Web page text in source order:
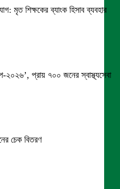
মৃত শিক্ষকের ব্যাংক হিসাব ব্যবহার
২০২৬’, প্রায় ৭০০ জনের স্বাস্থ্যসেবা
চেক বিতরণ